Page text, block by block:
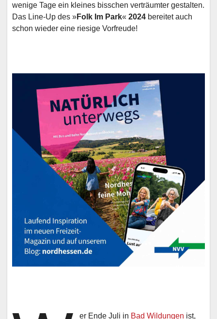
wenige Tage ein kleines bisschen verträumter gestalten.
Das Line-Up des »Folk Im Park« 2024 bereitet auch
schon wieder eine riesige Vorfreude!
er Ende Juli in Bad Wildungen ist,